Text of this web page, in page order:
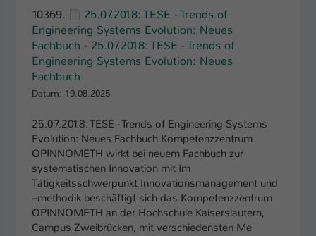
10369.
25.07.2018: TESE - Trends of
Engineering Systems Evolution: Neues
Fachbuch - 25.07.2018: TESE - Trends of
Engineering Systems Evolution: Neues
Fachbuch
Datum: 19.08.2025
25.07.2018: TESE - Trends of Engineering Systems
Evolution: Neues Fachbuch Kompetenzzentrum
OPINNOMETH wirkt bei neuem Fachbuch zur
systematischen Innovation mit Im
Tätigkeitsschwerpunkt Innovationsmanagement und
–methodik beschäftigt sich das Kompetenzzentrum
OPINNOMETH an der Hochschule Kaiserslautern,
Campus Zweibrücken, mit verschiedensten Me